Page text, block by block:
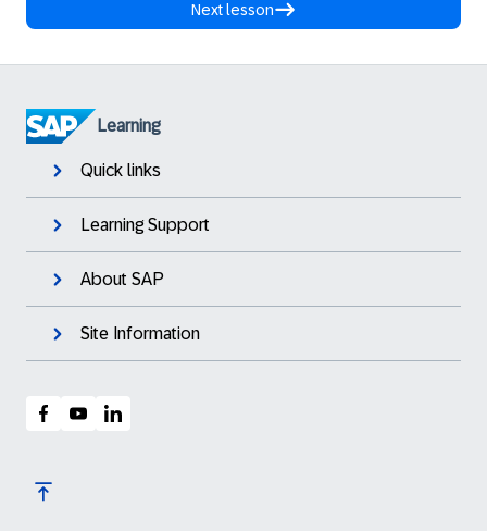
Next lesson
Learning
Quick links
Learning Support
About SAP
Site Information